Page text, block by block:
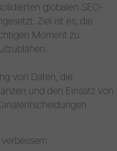
globalen SEO-
Ziel ist es, die
Moment zu
von Daten, die
und den Einsatz von